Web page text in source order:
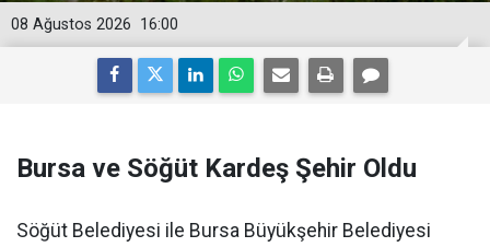
16:00
08 Ağustos 2026
Bursa ve Söğüt Kardeş Şehir Oldu
Söğüt Belediyesi ile Bursa Büyükşehir Belediyesi